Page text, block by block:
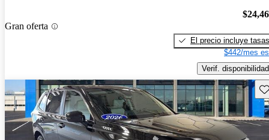
Gran oferta
El precio incluye tasas
$442/mes
Verif. disponibilidad